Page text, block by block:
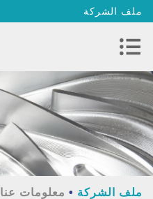
ملف الشركة
معلومات عنا ملف الشركة